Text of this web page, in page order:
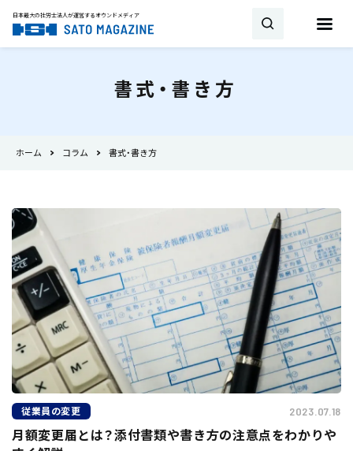
日本最大の社労士法人が運営するオウンドメディア
SATO MAGAZINEとは
新着
トピックス
最新の法改正
タイミング
相談・顧問契約
社労士
労働時間
書式・書き方
就業規則
育児休業
36協定
事業所
会社設立
労災保険
雇用保険
厚生年金
健康保険
書式・書き方
ホーム コラム 書式・書き方
従業員の変更 2023.07.18
月額変更届とは？添付書類や書き方の注意点をわかりや